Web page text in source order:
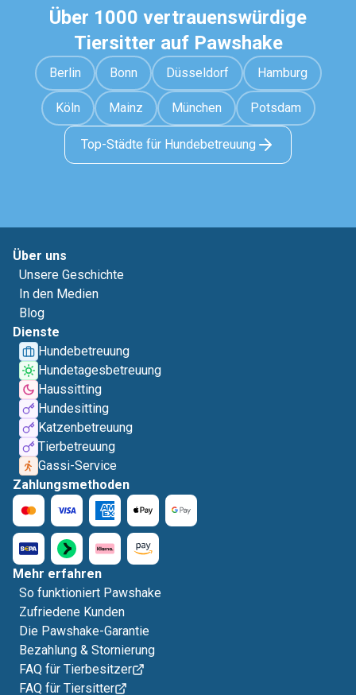
Über 1000 vertrauenswürdige
Tiersitter auf Pawshake
Berlin Bonn Düsseldorf Hamburg
Köln Mainz München Potsdam
Top-Städte für Hundebetreuung
Über uns
Unsere Geschichte
In den Medien
Blog
Dienste
Hundebetreuung
Hundetagesbetreuung
Haussitting
Hundesitting
Katzenbetreuung
Tierbetreuung
Gassi-Service
Zahlungsmethoden
Mehr erfahren
So funktioniert Pawshake
Zufriedene Kunden
Die Pawshake-Garantie
Bezahlung & Stornierung
FAQ für Tierbesitzer
FAQ für Tiersitter